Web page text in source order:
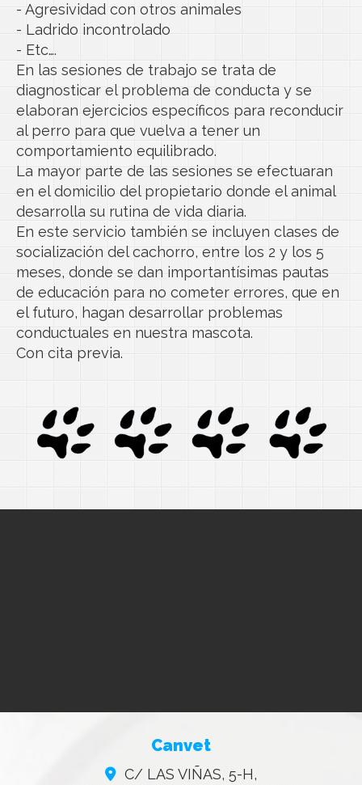
- Agresividad con otros animales
- Ladrido incontrolado
- Etc….
En las sesiones de trabajo se trata de
diagnosticar el problema de conducta y se
elaboran ejercicios específicos para reconducir
al perro para que vuelva a tener un
comportamiento equilibrado.
La mayor parte de las sesiones se efectuaran
en el domicilio del propietario donde el animal
desarrolla su rutina de vida diaria.
En este servicio también se incluyen clases de
socialización del cachorro, entre los 2 y los 5
meses, donde se dan importantísimas pautas
de educación para no cometer errores, que en
el futuro, hagan desarrollar problemas
conductuales en nuestra mascota.
Con cita previa.
Canvet
C/ LAS VIÑAS, 5-H,